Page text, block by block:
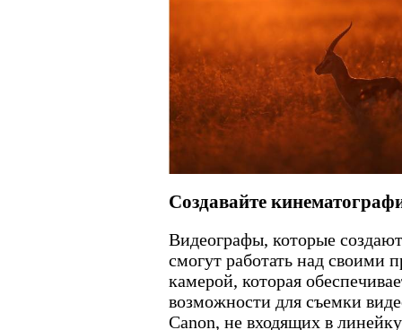
Создавайте
Видеографы, которые
смогут работать над своими
камерой, которая
возможности для съемки
Canon, не входящих в